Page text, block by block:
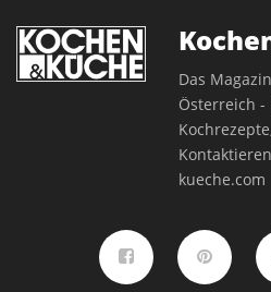
Das
Österreich -
kueche.com